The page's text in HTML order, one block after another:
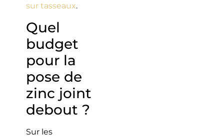
sur tasseaux.
Quel
budget
pour la
pose de
zinc joint
debout ?
Sur les